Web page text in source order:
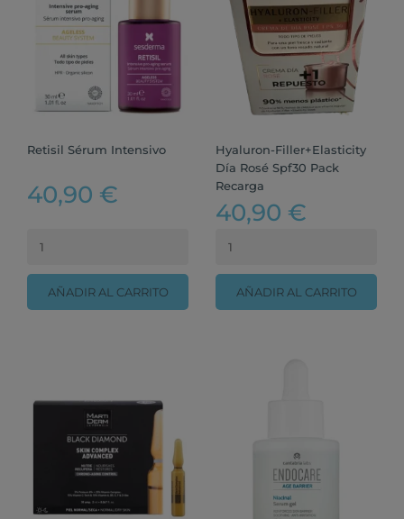
Retisil Sérum Intensivo
40,90 €
AÑADIR AL CARRITO
Hyaluron-Filler+Elasticity
Día Rosé Spf30 Pack
Recarga
40,90 €
AÑADIR AL CARRITO